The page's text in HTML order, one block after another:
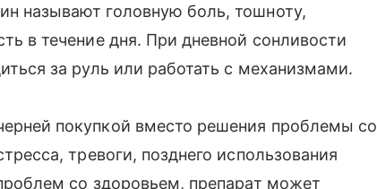
называют головную боль, тошноту,
в течение дня. При дневной сонливости
за руль или работать с механизмами.
покупкой вместо решения проблемы со
тревоги, позднего использования
со здоровьем, препарат может